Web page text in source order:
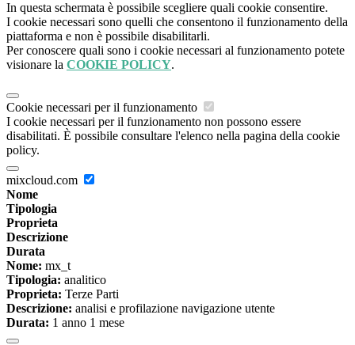
In questa schermata è possibile scegliere quali cookie consentire.
I cookie necessari sono quelli che consentono il funzionamento della
piattaforma e non è possibile disabilitarli.
Per conoscere quali sono i cookie necessari al funzionamento potete
visionare la COOKIE POLICY.
Cookie necessari per il funzionamento
I cookie necessari per il funzionamento non possono essere
disabilitati. È possibile consultare l'elenco nella pagina della cookie
policy.
mixcloud.com
Nome
Tipologia
Proprieta
Descrizione
Durata
Nome: mx_t
Tipologia: analitico
Proprieta: Terze Parti
Descrizione: analisi e profilazione navigazione utente
Durata: 1 anno 1 mese